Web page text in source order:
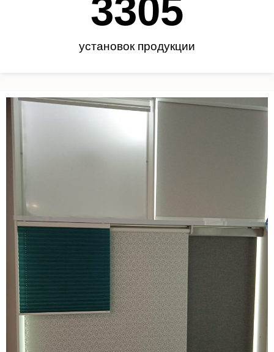
установок продукции
3450